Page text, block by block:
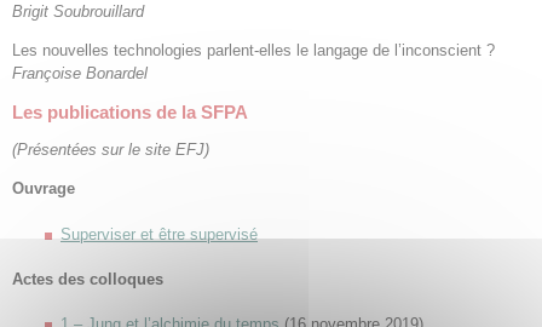
Brigit Soubrouillard
Les nouvelles technologies parlent-elles le langage de l’inconscient ?
Françoise Bonardel
Les publications de la SFPA
(Présentées sur le site EFJ)
Ouvrage
Superviser et être supervisé
Actes des colloques